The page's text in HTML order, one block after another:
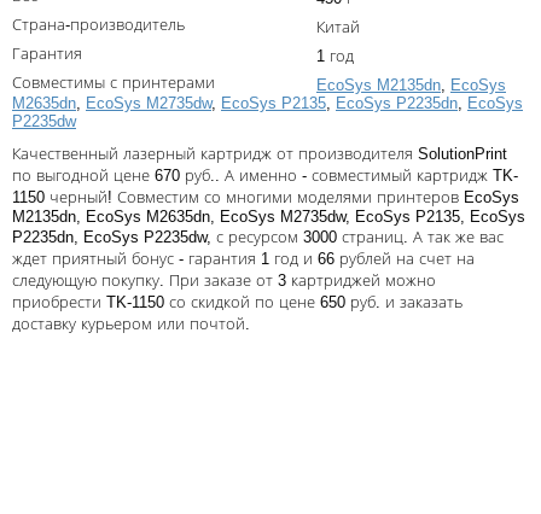
Sharp
Toshiba
Для франкировальной машины
Ленточные картриджи
Тонер и девелопер
Страна-производитель
Китай
Гарантия
1 год
Совместимы с принтерами
EcoSys M2135dn, EcoSys
M2635dn, EcoSys M2735dw, EcoSys P2135, EcoSys P2235dn, EcoSys
P2235dw
Качественный лазерный картридж от производителя SolutionPrint
по выгодной цене 670 руб.. А именно - совместимый картридж TK-
1150 черный! Совместим со многими моделями принтеров EcoSys
M2135dn, EcoSys M2635dn, EcoSys M2735dw, EcoSys P2135, EcoSys
P2235dn, EcoSys P2235dw, с ресурсом 3000 страниц. А так же вас
ждет приятный бонус - гарантия 1 год и 66 рублей на счет на
следующую покупку. При заказе от 3 картриджей можно
приобрести TK-1150 со скидкой по цене 650 руб. и заказать
доставку курьером или почтой.